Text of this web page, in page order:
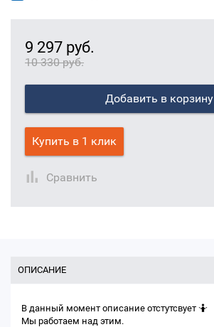
9 297 руб.
10 330 руб.
Добавить в корзину
Купить в 1 клик
Сравнить
ОПИСАНИЕ
В данный момент описание отстутсвует 🤷
Мы работаем над этим.